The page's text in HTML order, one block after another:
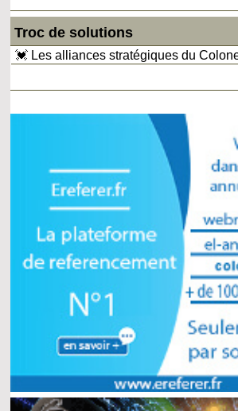
Troc de solutions
💓 Les alliances stratégiques du